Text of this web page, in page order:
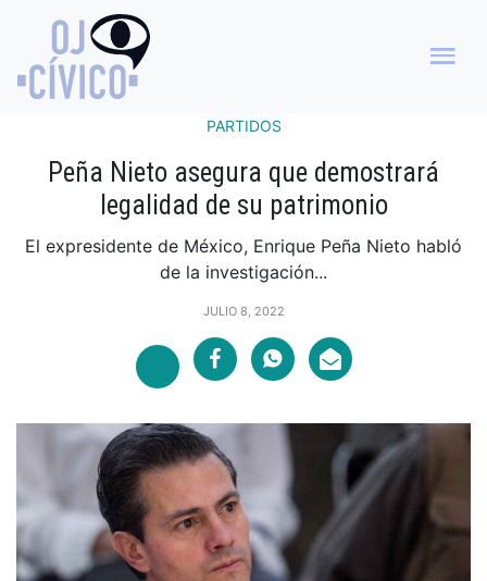
PARTIDOS
Peña Nieto asegura que demostrará
legalidad de su patrimonio
El expresidente de México, Enrique Peña Nieto habló
de la investigación...
JULIO 8, 2022